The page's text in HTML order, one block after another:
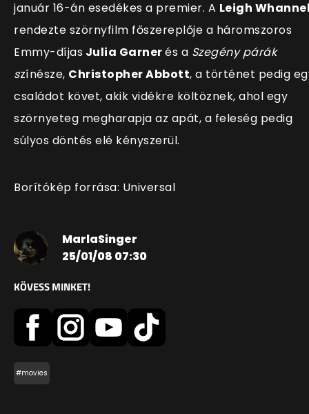
január 16-án esedékes a premier. A Leigh
rendezte szörnyfilm főszereplője a háromszoros
Emmy-díjas Julia Garnerés a Szegény párák
színésze, Christopher Abbott, a történet pedig
családot követ, akik vidékre költöznek, ahol egy
szörnyeteg megharapja az apát, a feleség pedig
súlyos döntés elé kényszerül.
Borítókép forrása: Universal
MarlaSinger
25/01/08 07:30
KÖVESS MINKET!
#movies